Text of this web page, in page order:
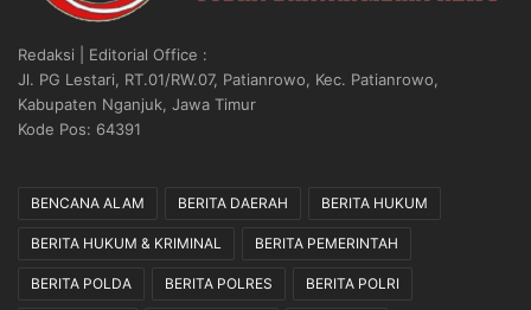
Redaksi | Editorial Office :
Jl. PG Lestari, RT.01/RW.07, Patianrowo, Kec. Patianrowo,
Kabupaten Nganjuk, Jawa Timur
Kode Pos: 64391
BENCANA ALAM BERITA DAERAH BERITA HUKUM
BERITA HUKUM & KRIMINAL BERITA PEMERINTAH
BERITA POLDA BERITA POLRES BERITA POLRI